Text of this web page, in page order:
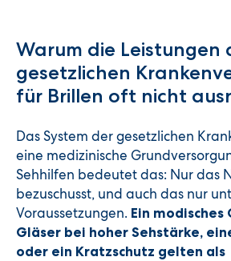
Warum die Leistungen
gesetzlichen
für Brillen oft nicht
Das System der gesetzlichen
eine medizinische
Sehhilfen bedeutet das: Nur das
bezuschusst, und auch das nur
Voraussetzungen. Ein
Gläser bei hoher Sehstärke,
oder ein Kratzschutz gelten als